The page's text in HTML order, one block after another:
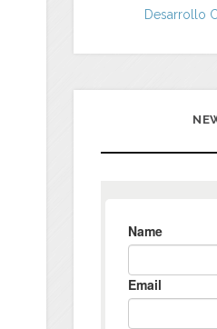
Desarrollo